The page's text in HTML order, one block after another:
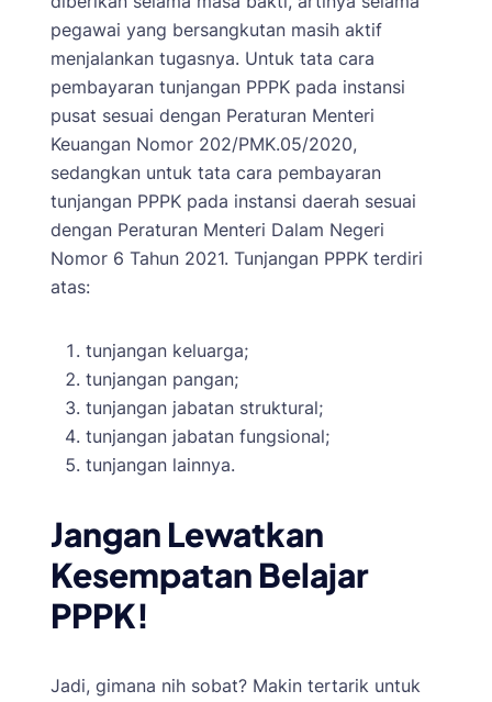
pegawai yang bersangkutan masih aktif
menjalankan tugasnya. Untuk tata cara
pembayaran tunjangan PPPK pada instansi
pusat sesuai dengan Peraturan Menteri
Keuangan Nomor 202/PMK.05/2020,
sedangkan untuk tata cara pembayaran
tunjangan PPPK pada instansi daerah sesuai
dengan Peraturan Menteri Dalam Negeri
Nomor 6 Tahun 2021. Tunjangan PPPK terdiri
atas:
tunjangan keluarga;
tunjangan pangan;
tunjangan jabatan struktural;
tunjangan jabatan fungsional;
tunjangan lainnya.
Jangan Lewatkan
Kesempatan Belajar
PPPK!
Jadi, gimana nih sobat? Makin tertarik untuk